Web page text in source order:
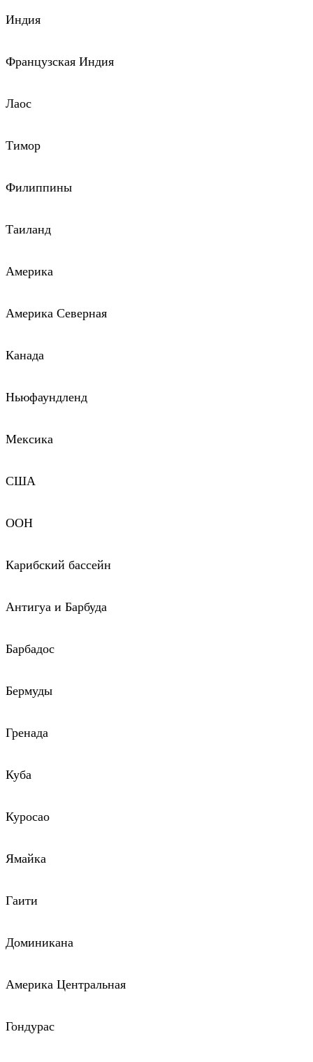
Индия
Французская Индия
Лаос
Тимор
Филиппины
Таиланд
Америка
Америка Северная
Канада
Ньюфаундленд
Мексика
США
ООН
Карибский бассейн
Антигуа и Барбуда
Барбадос
Бермуды
Гренада
Куба
Куросао
Ямайка
Гаити
Доминикана
Америка Центральная
Гондурас